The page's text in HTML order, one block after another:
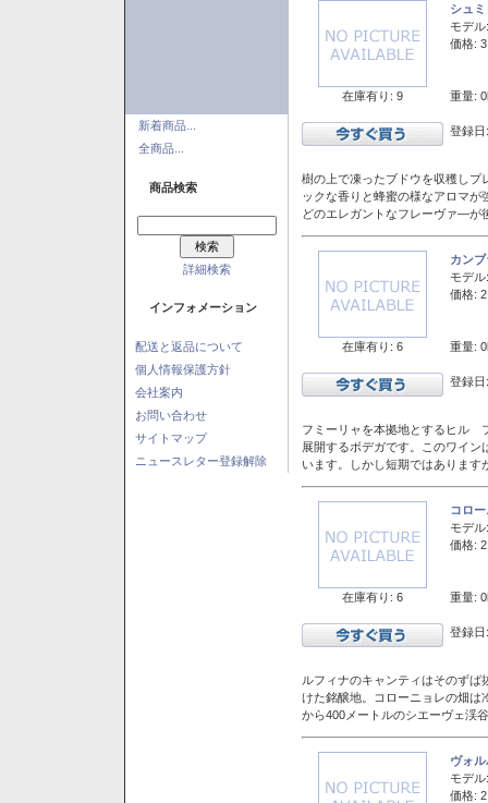
新着商品...
全商品...
商品検索
詳細検索
インフォメーション
配送と返品について
個人情報保護方針
会社案内
お問い合わせ
サイトマップ
ニュースレター登録解除
在庫有り: 9
シュ
モデル:
価格:
重量:
登録
樹の上で凍ったブドウを収穫しプ
ックな香りと蜂蜜の様なアロマ
どのエレガントなフレーヴァ―が
在庫有り: 6
カン
モデル:
価格:
重量:
登録
フミーリャを本拠地とするヒル
展開するボデガです。このワイ
います。しかし短期ではありま
在庫有り: 6
コロ
モデル:
価格:
重量:
登録
ルフィナのキャンティはそのず
けた銘醸地。コローニョレの畑は
から400メートルのシエーヴェ渓
ヴォ
モデル:
価格: